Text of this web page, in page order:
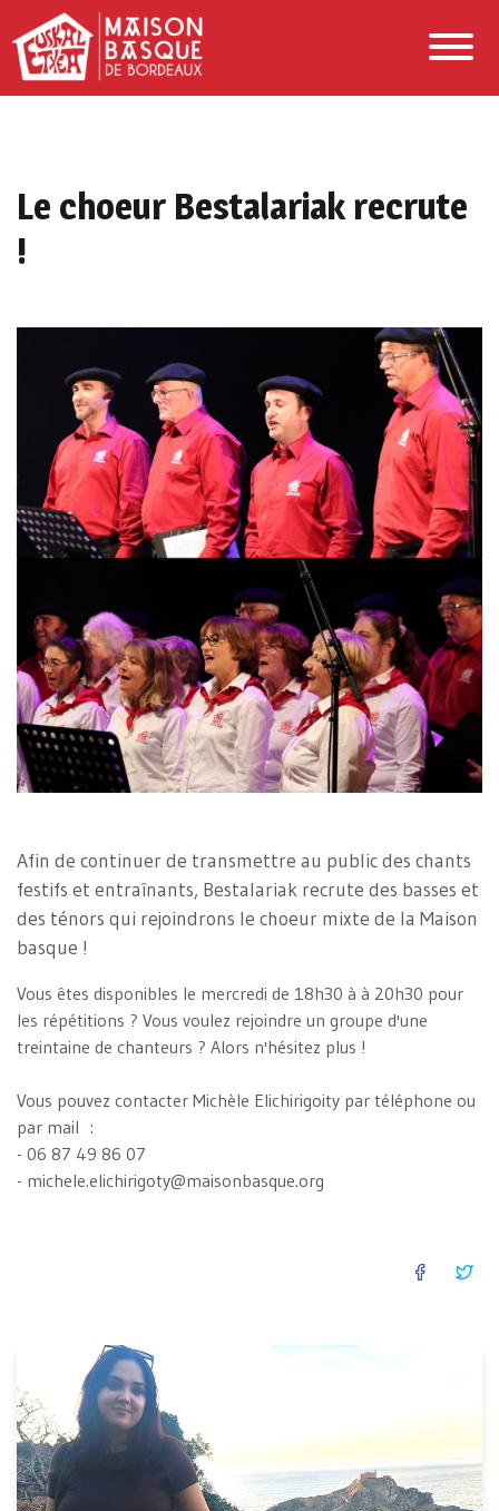
Le choeur Bestalariak recrute
!
Afin de continuer de transmettre au public des chants
festifs et entraînants, Bestalariak recrute des basses et
des ténors qui rejoindrons le choeur mixte de la Maison
basque !
Vous êtes disponibles le mercredi de 18h30 à à 20h30 pour
les répétitions ? Vous voulez rejoindre un groupe d'une
treintaine de chanteurs ? Alors n'hésitez plus !
Vous pouvez contacter Michèle Elichirigoity par téléphone ou
par mail :
- 06 87 49 86 07
- michele.elichirigoty@maisonbasque.org